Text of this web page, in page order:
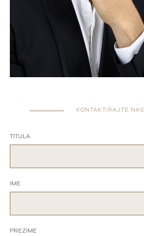
KONTAKTIRAJTE NAS
TITULA
IME
PREZIME